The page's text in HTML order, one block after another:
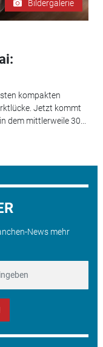
Bildergalerie
kompakten
Jetzt kommt
dem mittlerweile 30...
News mehr